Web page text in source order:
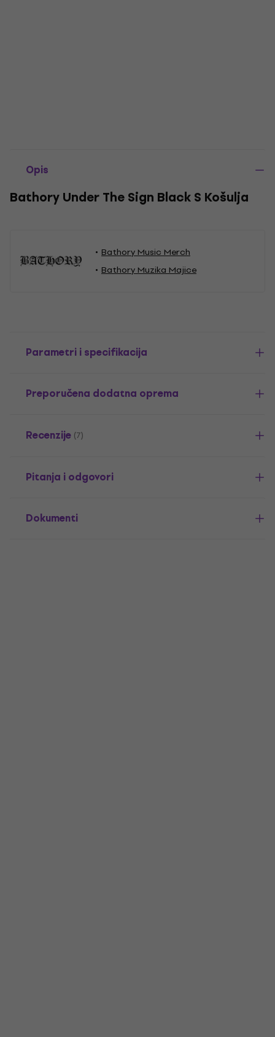
Opis
Bathory Under The Sign Black S Košulja
Bathory Music Merch
Bathory Muzika Majice
Parametri i specifikacija
Preporučena dodatna oprema
Recenzije (7)
Pitanja i odgovori
Dokumenti